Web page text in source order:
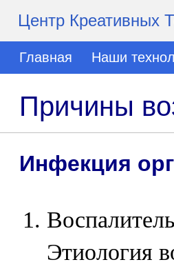
Центр Креативных
Главная Наши
Причины
Инфекция
Этиология